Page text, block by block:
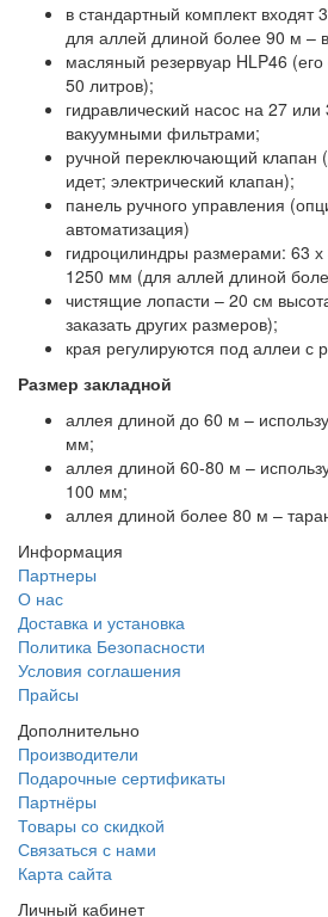
в стандартный комплект входят
для аллей длиной более 90 м –
масляный резервуар HLP46
50 литров);
гидравлический насос на 27 или
вакуумными фильтрами;
ручной переключающий клапан
идет; электрический клапан);
панель ручного управления
автоматизация)
гидроцилиндры размерами: 63
1250 мм (для аллей длиной
чистящие лопасти – 20 см
заказать других размеров);
края регулируются под аллеи с
Размер закладной
аллея длиной до 60 м –
мм;
аллея длиной 60-80 м –
100 мм;
аллея длиной более 80 м –
Информация
Партнеры
О нас
Доставка и установка
Политика Безопасности
Условия соглашения
Прайсы
Дополнительно
Производители
Подарочные сертификаты
Партнёры
Товары со скидкой
Связаться с нами
Карта сайта
Личный кабинет